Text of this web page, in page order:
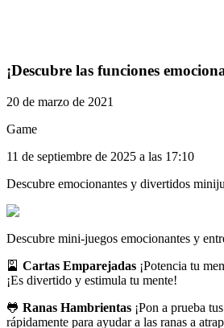
¡Descubre las funciones
20 de marzo de 2021
Game
11 de septiembre de 2025 a las 17:10
Descubre emocionantes y divertidos
Descubre mini-juegos emocionantes y
🎴 Cartas Emparejadas ¡Potencia tu
¡Es divertido y estimula tu mente!
🐸 Ranas Hambrientas ¡Pon a prueba
rápidamente para ayudar a las ranas a